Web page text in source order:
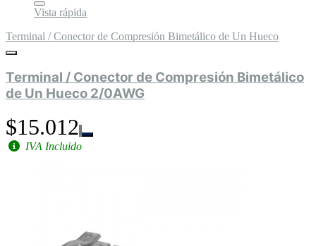
Vista rápida
Terminal / Conector de Compresión Bimetálico de Un Hueco
Terminal / Conector de Compresión Bimetálico
de Un Hueco 2/0AWG
$15.012
IVA Incluido